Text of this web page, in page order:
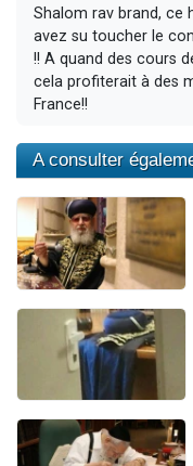
Shalom rav brand, ce
avez su toucher le
!! A quand des cours
cela profiterait à des
France!!
A consulter